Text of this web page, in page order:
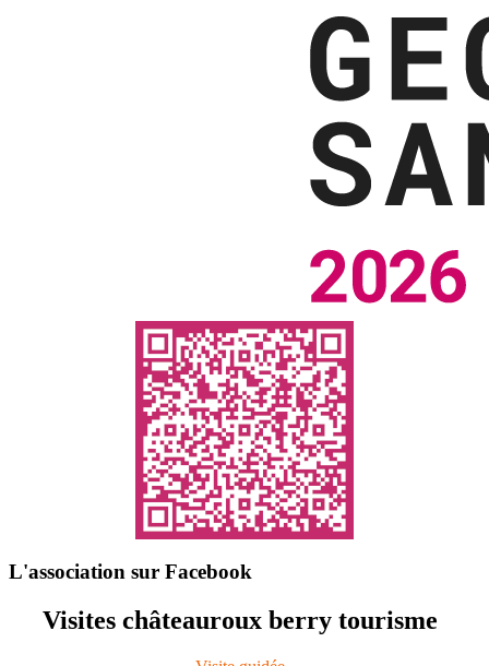
L'association sur Facebook
Visites châteauroux berry tourisme